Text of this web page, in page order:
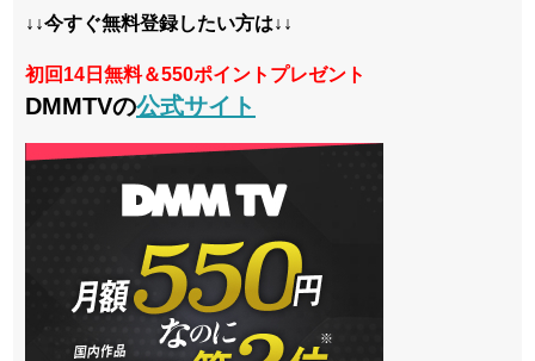
↓↓今すぐ無料登録したい方は↓↓
初回14日無料＆550ポイントプレゼント
DMMTVの公式サイト